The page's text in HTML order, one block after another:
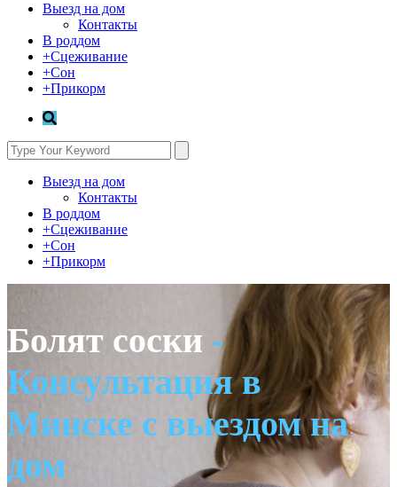
Выезд на дом
Контакты
В роддом
+Сцеживание
+Сон
+Прикорм
Выезд на дом
Контакты
В роддом
+Сцеживание
+Сон
+Прикорм
Болят соски -
Консультация в
Минске с выездом на
дом